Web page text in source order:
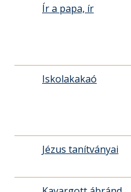
Ír a papa, ír
Iskolakakaó
Jézus tanítványai